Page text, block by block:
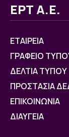
ΕΡΤ Α.Ε.
ΕΤΑΙΡΕΙΑ
ΓΡΑΦΕΙΟ
ΔΕΛΤΙΑ ΤΥΠΟΥ
ΠΡΟΣΤΑΣΙΑ
ΕΠΙΚΟΙΝΩΝΙΑ
ΔΙΑΥΓΕΙΑ